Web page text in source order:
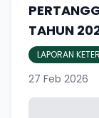
TAHUN
LAPORAN
27 Feb 2026